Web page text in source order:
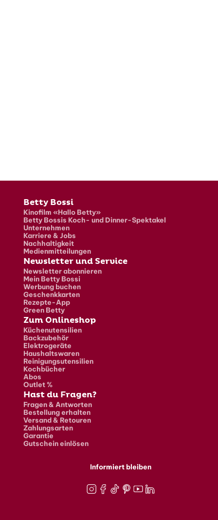
Fusszeile
Betty Bossi
Kinofilm «Hallo Betty»
Betty Bossis Koch- und Dinner-Spektakel
Unternehmen
Karriere & Jobs
Nachhaltigkeit
Medienmitteilungen
Newsletter und Service
Newsletter abonnieren
Mein Betty Bossi
Werbung buchen
Geschenkkarten
Rezepte-App
Green Betty
Zum Onlineshop
Küchenutensilien
Backzubehör
Elektrogeräte
Haushaltswaren
Reinigungsutensilien
Kochbücher
Abos
Outlet %
Hast du Fragen?
Fragen & Antworten
Bestellung erhalten
Versand & Retouren
Zahlungsarten
Garantie
Gutschein einlösen
Informiert bleiben